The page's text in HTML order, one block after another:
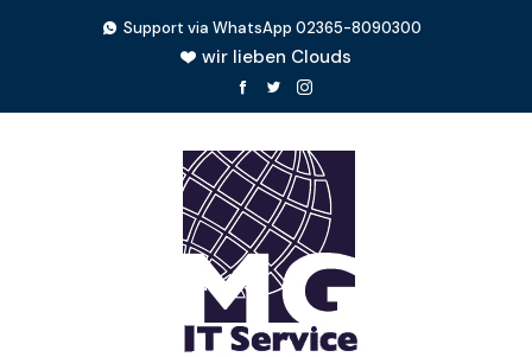
Support via WhatsApp 02365-8090300
wir lieben Clouds